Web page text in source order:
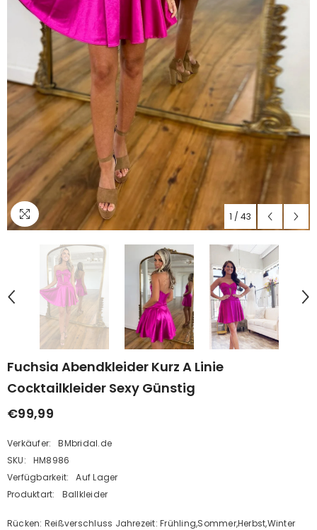
1 / 43
Fuchsia Abendkleider Kurz A Linie
Cocktailkleider Sexy Günstig
€99,99
Verkäufer:
BMbridal.de
SKU:
HM8986
Verfügbarkeit:
Auf Lager
Produktart:
Ballkleider
Rücken: Reißverschluss Jahrezeit: Frühling,Sommer,Herbst,Winter